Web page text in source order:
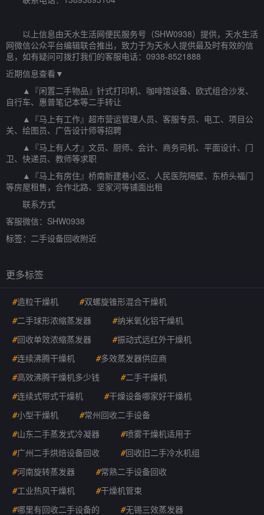
以上信息由天水生活网便民服务号（SHW0938）提供，天水生活
网微信公众平台编辑联合推出，致力于为天水人提供最及时有效的信
息，如有疑问可拨打我们的客服电话：0938-8521888
近期信息查看▼
▲『闲置二手物品』针式打印机、咖啡馆设备、欧式组合沙发、
自行车、惠普笔记本等二手转让
▲『马上有工作』超市营运管理人员、客服专员、电工、项目公
关、绘图员、广告设计师等招聘
▲『马上有人才』文员、厨师、会计、商务司机、平面设计、门
卫、快递员、教师等求职
▲『马上有房住』桥南新建巷小区、人民医院隔壁、东桥头福门
等房屋租售，合作北路、坚家河等铺面出租
联系方式
客服微信：SHW0938
标签： 二手设备回收附近
更多标签
#造粒干燥机 #双螺旋锥形混合干燥机
#二手球形浓缩蒸发器 #纳米氧化铝干燥机
#回收单效浓缩蒸发器 #振动式远红外干燥机
#连续沸腾干燥机 #多效蒸发器供应商
#高效沸腾干燥机多少钱 #二手干燥机
#连续式带式干燥机 #干燥设备哪家好干燥机
#小型干燥机 #常州回收二手设备
#山东二手蒸发式冷凝器 #喷雾干燥机适用于
#广州二手烘焙设备回收 #回收旧二手冷水机组
#河南旋转蒸发器 #常熟二手设备回收
#工业热风干燥机 #干燥机管束
#哪里有回收二手设备的 #无锡三效蒸发器